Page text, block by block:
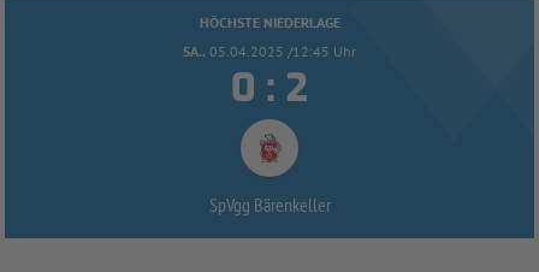
HÖCHSTE NIEDERLAGE
SA.. 05.04.2025 /12:45 Uhr
 : 
SpVgg Bärenkeller